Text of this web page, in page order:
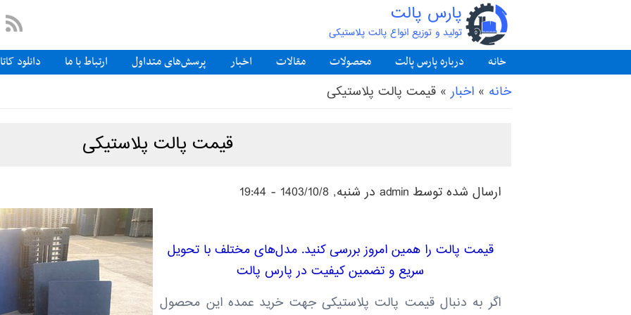
پارس پالت
تولید و توزیع انواع پالت پلاستیکی
خانه درباره پارس پالت محصولات مقالات اخبار پرسش‌های متداول ارتباط با ما دانلود
شما اینجا هستید
خانه » اخبار » قیمت پالت پلاستیکی
قیمت پالت پلاستیکی
ارسال شده توسطadmin در شنبه, 1403/10/8 - 19:44
قیمت پالت را همین امروز بررسی کنید. مدل‌های مختلف با تحویل
سریع و تضمین کیفیت در پارس پالت
اگر به دنبال قیمت پالت پلاستیکی جهت خرید عمده این محصول